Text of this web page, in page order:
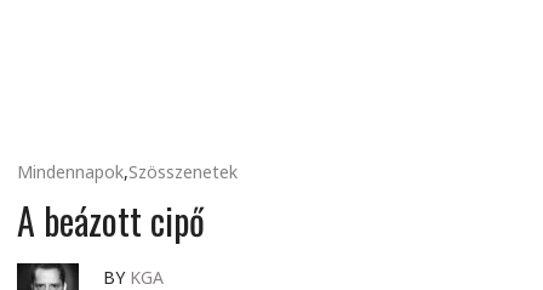
Mindennapok,Szösszenetek
A beázott cipő
BY KGA